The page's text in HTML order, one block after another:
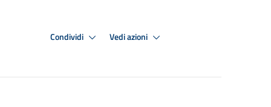
Condividi Vedi azioni